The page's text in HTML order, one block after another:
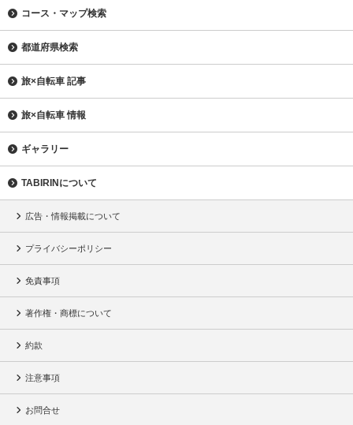
コース・マップ検索
都道府県検索
旅×自転車 記事
旅×自転車 情報
ギャラリー
TABIRINについて
広告・情報掲載について
プライバシーポリシー
免責事項
著作権・商標について
約款
注意事項
お問合せ